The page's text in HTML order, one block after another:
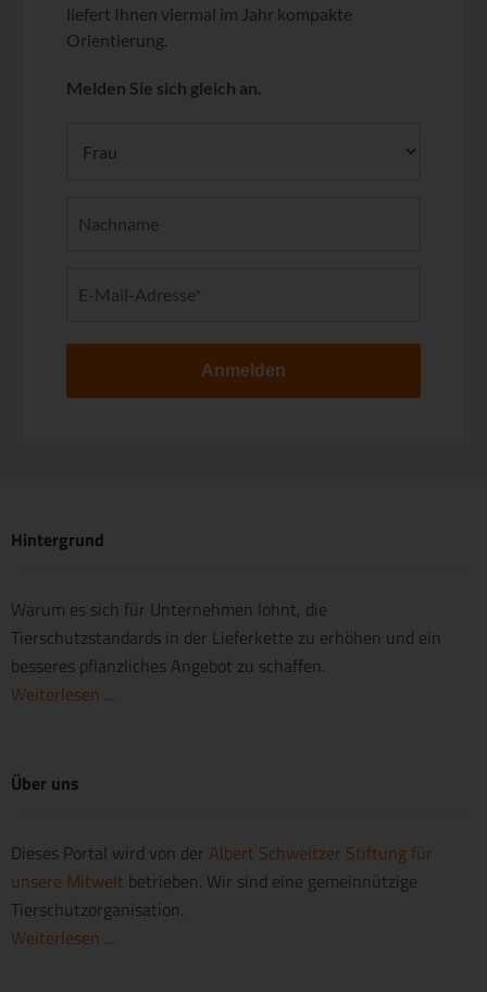
liefert Ihnen viermal im Jahr kompakte
Orientierung.
Melden Sie sich gleich an.
Anmelden
Hintergrund
Warum es sich für Unternehmen lohnt, die
Tierschutzstandards in der Lieferkette zu erhöhen und ein
besseres pflanzliches Angebot zu schaffen.
Weiterlesen ...
Über uns
Dieses Portal wird von der Albert Schweitzer Stiftung für
unsere Mitwelt betrieben. Wir sind eine gemeinnützige
Tierschutzorganisation.
Weiterlesen ...